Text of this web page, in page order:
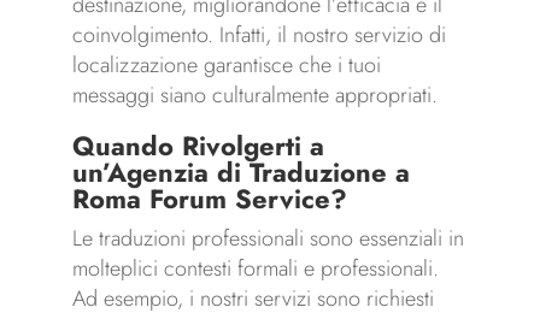
coinvolgimento. Infatti, il nostro servizio di
localizzazione garantisce che i tuoi
messaggi siano culturalmente appropriati.
Quando Rivolgerti a
un’Agenzia di Traduzione a
Roma Forum Service?
Le traduzioni professionali sono essenziali in
molteplici contesti formali e professionali.
Ad esempio, i nostri servizi sono richiesti